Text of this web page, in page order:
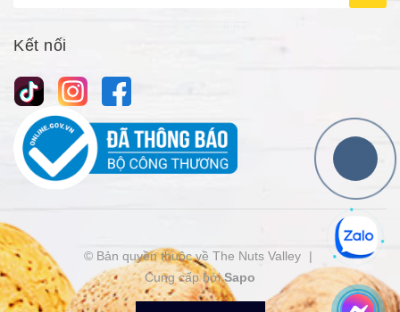
Kết nối
© Bản quyền thuộc về The Nuts Valley
|
Cung cấp bởi Sapo